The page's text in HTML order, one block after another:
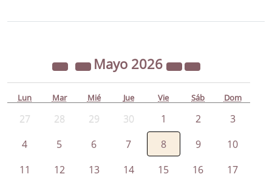
Mayo 2026
Lun Mar Mié Jue Vie Sáb Dom
27 28 29 30 1 2
3
4
5 6 7 8 9
10
11
12 13 14 15 16 17